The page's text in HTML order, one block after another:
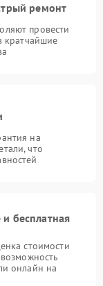
ремонт
провести
кратчайшие
на
что
бесплатная
стоимости
онлайн на